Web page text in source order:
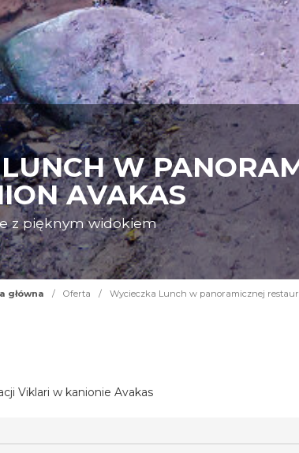
W
AVAKAS
z pięknym widokiem
główna / Oferta / Wycieczka Lunch w panoramicznej
Viklari w kanionie Avakas